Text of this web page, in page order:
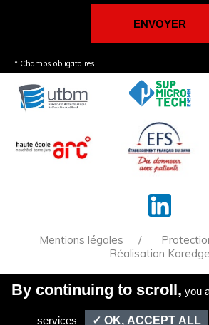
* Champs obligatoires
Mentions légales
Réalisation Koredge
la reproduction de tout ou
directeur de la
By continuing to scroll, you
services ✓ OK, ACCEPT ALL